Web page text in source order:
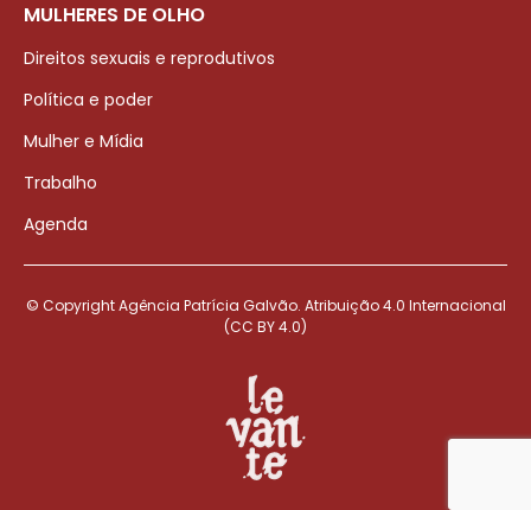
MULHERES DE OLHO
Direitos sexuais e reprodutivos
Política e poder
Mulher e Mídia
Trabalho
Agenda
© Copyright Agência Patrícia Galvão. Atribuição 4.0 Internacional
(CC BY 4.0)